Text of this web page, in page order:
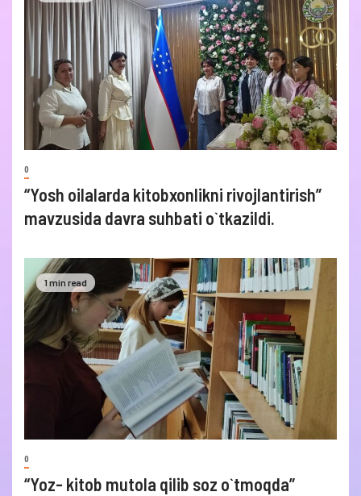
0
“Yosh oilalarda kitobxonlikni rivojlantirish”
mavzusida davra suhbati o`tkazildi.
1 min read
0
“Yoz- kitob mutola qilib soz o`tmoqda”